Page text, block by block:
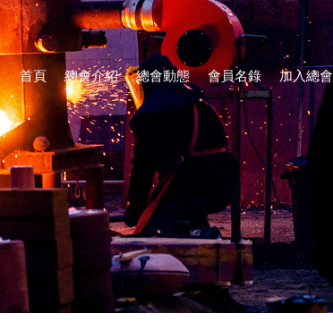
首頁 總會介紹 總會動態 會員名錄 加入總會